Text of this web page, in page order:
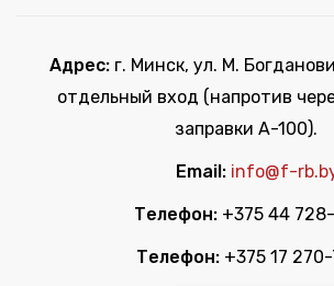
Адрес:г. Минск, ул. М.
отдельный вход (напротив
заправки А-100).
Email: info@f-
Телефон: +375 44
Телефон: +375 17